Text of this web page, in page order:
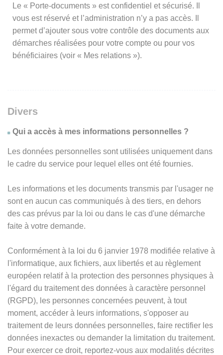
Le « Porte-documents » est confidentiel et sécurisé. Il
vous est réservé et l’administration n’y a pas accès. Il
permet d’ajouter sous votre contrôle des documents aux
démarches réalisées pour votre compte ou pour vos
bénéficiaires (voir « Mes relations »).
Divers
Qui a accès à mes informations personnelles ?
Les données personnelles sont utilisées uniquement dans
le cadre du service pour lequel elles ont été fournies.
Les informations et les documents transmis par l'usager ne
sont en aucun cas communiqués à des tiers, en dehors
des cas prévus par la loi ou dans le cas d'une démarche
faite à votre demande.
Conformément à la loi du 6 janvier 1978 modifiée relative à
l'informatique, aux fichiers, aux libertés et au règlement
européen relatif à la protection des personnes physiques à
l'égard du traitement des données à caractère personnel
(RGPD), les personnes concernées peuvent, à tout
moment, accéder à leurs informations, s'opposer au
traitement de leurs données personnelles, faire rectifier les
données inexactes ou demander la limitation du traitement.
Pour exercer ce droit, reportez-vous aux modalités décrites